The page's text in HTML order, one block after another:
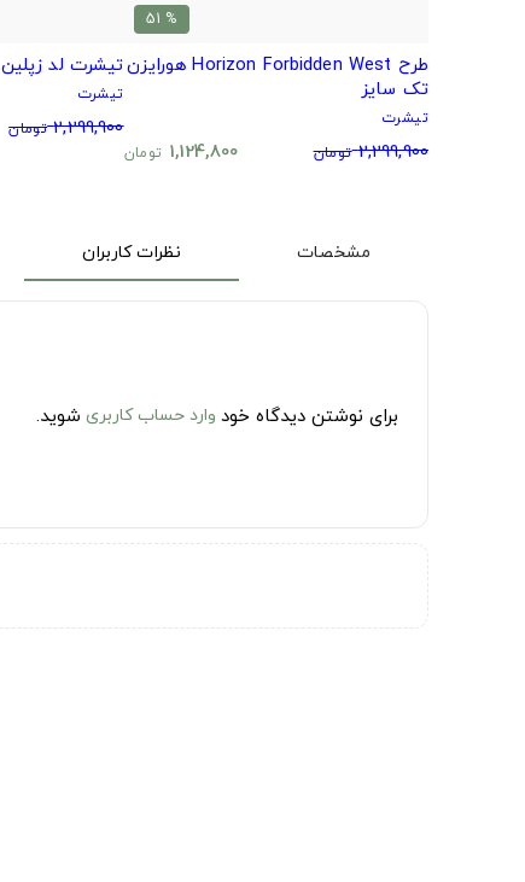
% 51
طرح Horizon Forbidden West هورایزن
تک سایز
تیشرت
2,299,900 تومان 1,124,800 تومان
تیشرت لد زپلین
تیشرت
2,299,900 تومان
مشخصات نظرات کاربران
برای نوشتن دیدگاه خود وارد حساب کاربری شوید.